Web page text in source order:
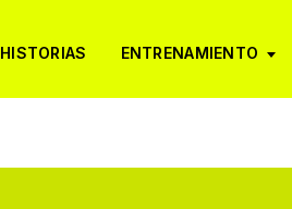
HISTORIAS ENTRENAMIENTO